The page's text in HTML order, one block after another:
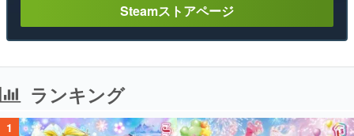
Steamストアページ
ランキング
1